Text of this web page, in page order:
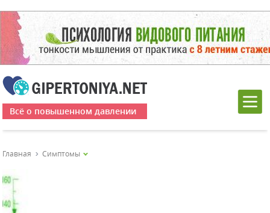
Всё о повышенном давлении
Главная Симптомы